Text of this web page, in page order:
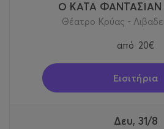
Ο ΚΑΤΑ
Θέατρο Κρύας -
από 20€
Εισιτήρια
Δευ, 31/8